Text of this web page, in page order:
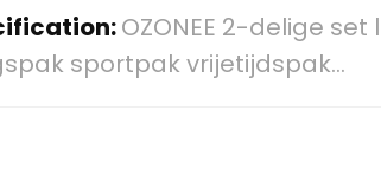
OZONEE 2-delige
sportpak vrijetijdspak…